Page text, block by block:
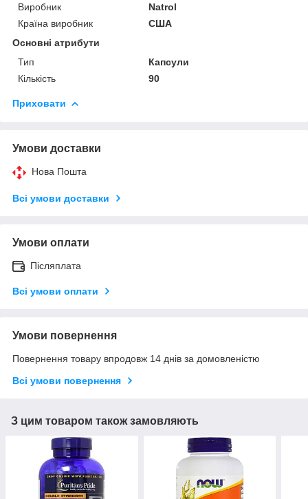
Виробник
Natrol
Країна виробник
США
Основні атрибути
Тип
Капсули
Кількість
90
Приховати
Умови доставки
Нова Пошта
Всі умови доставки
Умови оплати
Післяплата
Всі умови оплати
Умови повернення
Повернення товару впродовж 14 днів за домовленістю
Всі умови повернення
З цим товаром також замовляють